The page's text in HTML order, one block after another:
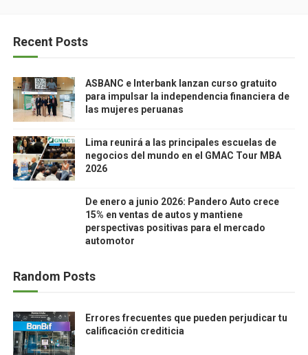
Recent Posts
ASBANC e Interbank lanzan curso gratuito
para impulsar la independencia financiera de
las mujeres peruanas
Lima reunirá a las principales escuelas de
negocios del mundo en el GMAC Tour MBA
2026
De enero a junio 2026: Pandero Auto crece
15% en ventas de autos y mantiene
perspectivas positivas para el mercado
automotor
Random Posts
Errores frecuentes que pueden perjudicar tu
calificación crediticia